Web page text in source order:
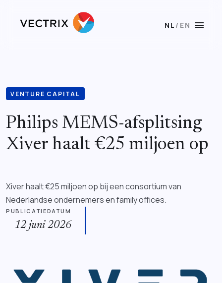
NL / EN menu
VENTURE CAPITAL
Philips MEMS-afsplitsing
Xiver haalt €25 miljoen op
Xiver haalt €25 miljoen op bij een consortium van
Nederlandse ondernemers en family offices.
PUBLICATIEDATUM
12 juni 2026